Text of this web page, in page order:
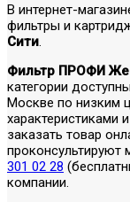
В интернет-
фильтры и
Сити.
Фильтр ПРОФИ
категории
Москве по низким
характеристиками
заказать товар
проконсультируют
301 02 28
компании.